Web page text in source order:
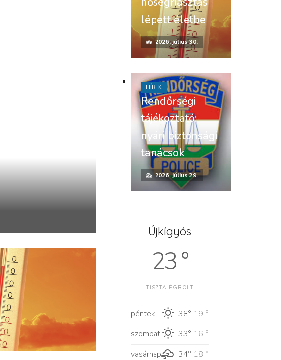
lépett életbe
2026. július 30.
Rendőrségi
tájékoztató:
nyári biztonsági
tanácsok
2026. július 29.
HÍREK
Újkígyós
23 °
TISZTA ÉGBOLT
péntek 38° 19 °
szombat
33° 16 °
vasárnap
34° 18 °